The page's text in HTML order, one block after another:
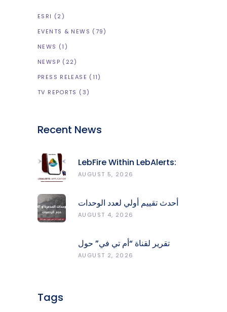
ESRI (2)
EVENTS & NEWS (79)
NEWS (1)
NEWSP (22)
PRESS RELEASE (11)
TV REPORTS (3)
Recent News
LebFire Within LebAlerts:
Report Fires, Monitor Risk,
AUGUST 5, 2026
أحدث تقييم أولي لعدد الوحدات
المدمّرة والمتضرّرة وحجم
AUGUST 4, 2026
تقرير لقناة “أم تي في” حول
انعكاسات التفجيرات في جنوب
AUGUST 2, 2026
Tags